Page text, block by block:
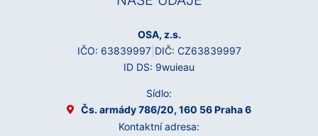
OSA, z.s.
IČO: 63839997| DIČ: CZ63839997
ID DS: 9wuieau
Sídlo:
Čs. armády 786/20, 160 56 Praha 6
Kontaktní adresa: